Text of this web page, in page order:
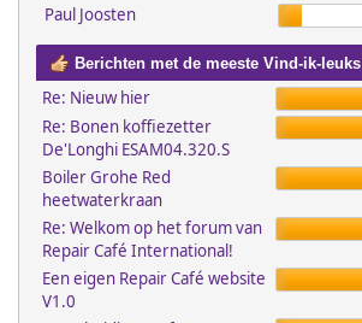
Paul Joosten
Berichten met de meeste Vind-ik-leuks
Re: Nieuw hier
Re: Bonen koffiezetter
De'Longhi ESAM04.320.S
Boiler Grohe Red
heetwaterkraan
Re: Welkom op het forum van
Repair Café International!
Een eigen Repair Café website
V1.0